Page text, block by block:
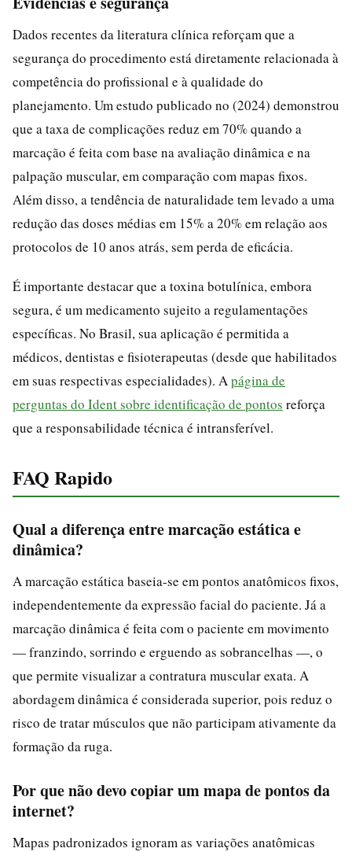
Dados recentes da literatura clínica reforçam que a
segurança do procedimento está diretamente relacionada à
competência do profissional e à qualidade do
planejamento. Um estudo publicado no (2024) demonstrou
que a taxa de complicações reduz em 70% quando a
marcação é feita com base na avaliação dinâmica e na
palpação muscular, em comparação com mapas fixos.
Além disso, a tendência de naturalidade tem levado a uma
redução das doses médias em 15% a 20% em relação aos
protocolos de 10 anos atrás, sem perda de eficácia.
É importante destacar que a toxina botulínica, embora
segura, é um medicamento sujeito a regulamentações
específicas. No Brasil, sua aplicação é permitida a
médicos, dentistas e fisioterapeutas (desde que habilitados
em suas respectivas especialidades). A página de
perguntas do Ident sobre identificação de pontos reforça
que a responsabilidade técnica é intransferível.
FAQ Rapido
Qual a diferença entre marcação estática e
dinâmica?
A marcação estática baseia-se em pontos anatômicos fixos,
independentemente da expressão facial do paciente. Já a
marcação dinâmica é feita com o paciente em movimento
— franzindo, sorrindo e erguendo as sobrancelhas —, o
que permite visualizar a contratura muscular exata. A
abordagem dinâmica é considerada superior, pois reduz o
risco de tratar músculos que não participam ativamente da
formação da ruga.
Por que não devo copiar um mapa de pontos da
internet?
Mapas padronizados ignoram as variações anatômicas